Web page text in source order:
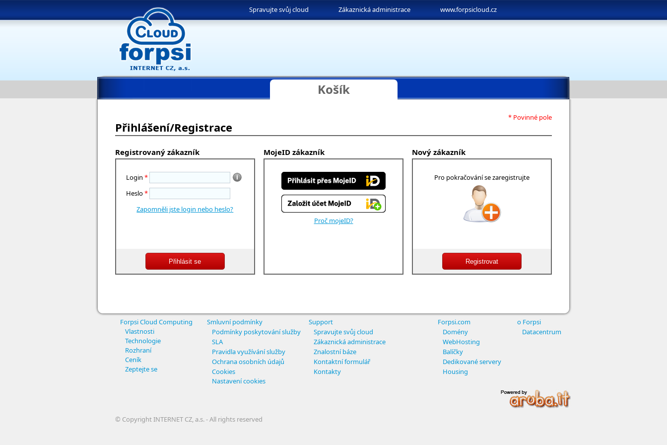
Spravujte svůj cloud Zákaznická administrace www.forpsicloud.cz
Košík
* Povinné pole
Přihlášení/Registrace
Registrovaný zákazník
Login *
Heslo*
Zapomněli jste login nebo heslo?
MojeID zákazník
Proč mojeID?
Nový zákazník
Pro pokračování se zaregistrujte
Forpsi Cloud Computing
Vlastnosti
Technologie
Rozhraní
Ceník
Zeptejte se
Smluvní podmínky
Podmínky poskytování služby
SLA
Pravidla využívání služby
Ochrana osobních údajů
Cookies
Nastavení cookies
Support
Spravujte svůj cloud
Zákaznická administrace
Znalostní báze
Kontaktní formulář
Kontakty
Forpsi.com
Domény
WebHosting
Balíčky
Dedikované servery
Housing
o Forpsi
Datacentrum
© Copyright INTERNET CZ, a.s. - All rights reserved